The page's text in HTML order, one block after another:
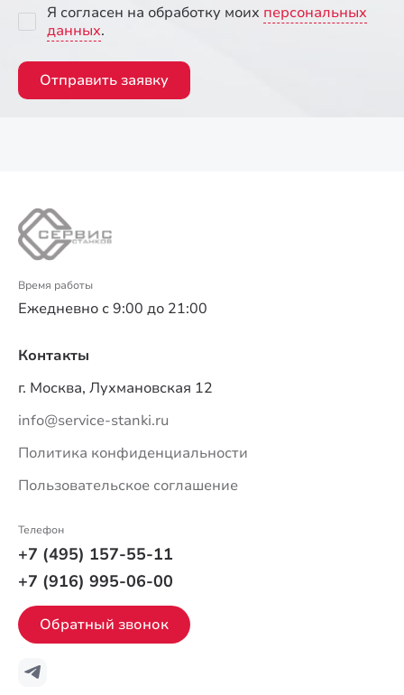
Я согласен на обработку моих персональных
данных.
Отправить заявку
Время работы
Ежедневно с 9:00 до 21:00
Контакты
г. Москва, Лухмановская 12
info@service-stanki.ru
Политика конфиденциальности
Пользовательское соглашение
Телефон
+7 (495) 157-55-11
+7 (916) 995-06-00
Обратный звонок